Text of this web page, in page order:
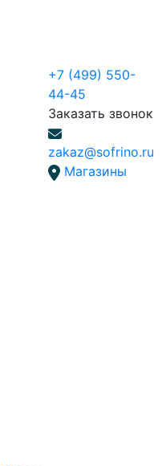
+7 (499) 550-
44-45
Заказать звонок
zakaz@sofrino.ru
Магазины